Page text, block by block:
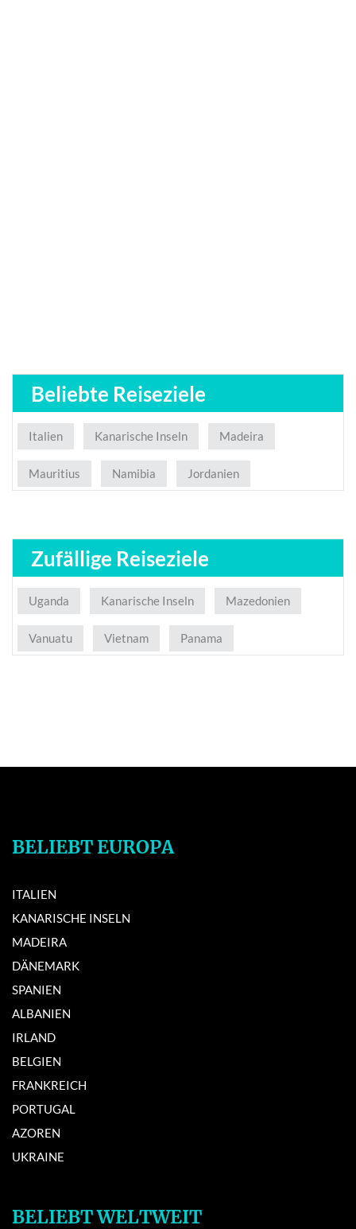
Beliebte Reiseziele
Italien Kanarische Inseln Madeira
Mauritius Namibia Jordanien
Zufällige Reiseziele
Uganda Kanarische Inseln Mazedonien
Vanuatu Vietnam Panama
BELIEBT EUROPA
ITALIEN
KANARISCHE INSELN
MADEIRA
DÄNEMARK
SPANIEN
ALBANIEN
IRLAND
BELGIEN
FRANKREICH
PORTUGAL
AZOREN
UKRAINE
BELIEBT WELTWEIT